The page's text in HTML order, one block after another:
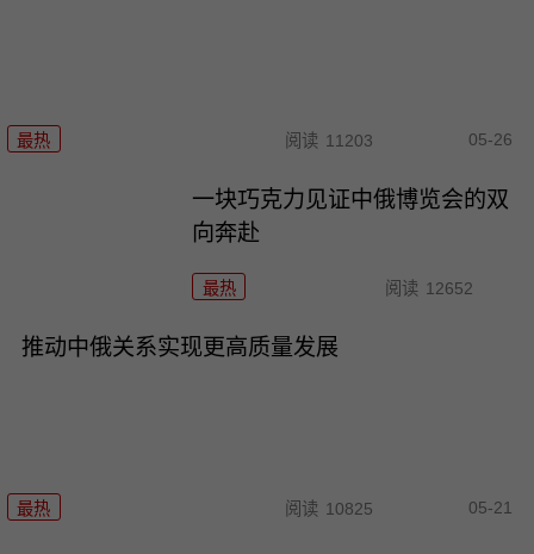
最热 阅读 11203 05-26
一块巧克力见证中俄博览会的双
向奔赴
最热 阅读 12652
推动中俄关系实现更高质量发展
最热 阅读 10825 05-21